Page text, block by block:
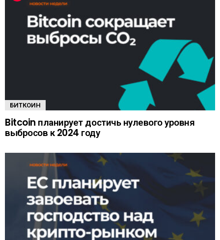
БИТКОИН
Bitcoin планирует достичь нулевого уровня
выбросов к 2024 году